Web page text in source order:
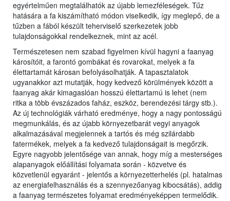
egyértelműen megtalálhatók az újabb lemezféleségek. Tűz
hatására a fa kiszámítható módon viselkedik, így meglepő, de a
tűzben a fából készült teherviselő szerkezetek jobb
tulajdonságokkal rendelkeznek, mint az acél.
Természetesen nem szabad figyelmen kívül hagyni a faanyag
károsítóit, a farontó gombákat és rovarokat, melyek a fa
élettartamát károsan befolyásolhatják. A tapasztalatok
ugyanakkor azt mutatják, hogy kedvező körülmények között a
faanyag akár kimagaslóan hosszú élettartamú is lehet (nem
ritka a több évszázados faház, eszköz, berendezési tárgy stb.).
Az új technológiák várható eredménye, hogy a nagy pontosságú
megmunkálás, és az újabb környezetbarát vegyi anyagok
alkalmazásával megjelennek a tartós és még szilárdabb
fatermékek, melyek a fa kedvező tulajdonságait is megőrzik.
Egyre nagyobb jelentősége van annak, hogy míg a mesterséges
alapanyagok előállítási folyamata során - közvetve és
közvetlenül egyaránt - jelentős a környezetterhelés (pl. hatalmas
az energiafelhasználás és a szennyezőanyag kibocsátás), addig
a faanyag természetes folyamat eredményeképpen termelődik.